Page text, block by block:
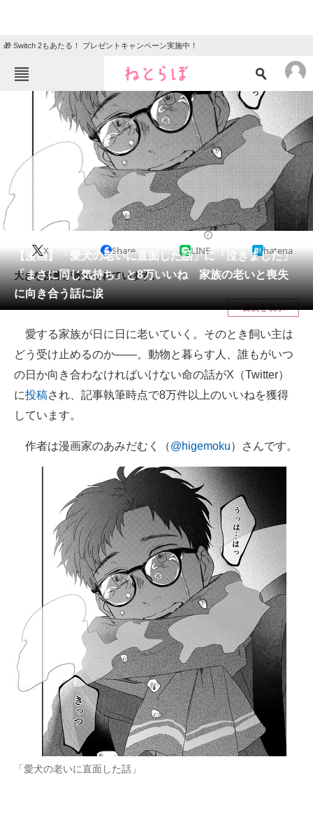
🎁 Switch 2もあたる！ プレゼントキャンペーン実施中！
ねとらぼメニュー
ニュース
クイズ
グルメ 地域
住まい 教育・育児
リサーチ
会員記事
メディア
注目記事を集めた総合ページ
ITの今と未来を見通す
スマホと通信の最新トレンド
進化するPCとデバイスの未来
AI活用のいまが分かる
企業ITのトレンドを詳説
経営リーダーのコミュニティ
マーケ×ITの今がよく分かる
ITエンジニア向け専門サイト
企業向けIT製品の総合サイト
IT製品の技術・比較・事例
製造業のIT導入・活用を支援
モノづくり技術者専門サイト
エレクトロニクス専門サイト
【漫画】「愛犬の老いに直面した話」に「泣きました」
「まさに同じ気持ち」と8万いいね 家族の老いと喪失
に向き合う話に涙
X Share LINE hatena
大きな反響が寄せられています。
目次を表示
愛する家族が日に日に老いていく。そのとき飼い主は
どう受け止めるのか――。動物と暮らす人、誰もがいつ
の日か向き合わなければいけない命の話がX（Twitter）
に投稿され、記事執筆時点で8万件以上のいいねを獲得
しています。
作者は漫画家のあみだむく（@higemoku）さんです。
「愛犬の老いに直面した話」